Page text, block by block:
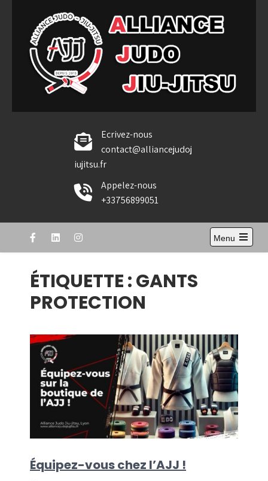
content
Alliance Judo Jiu-jitsu
Ecrivez-nous
contact@alliancejudoj
iujitsu.fr
Appelez-nous
+33756899051
Menu
Open
ÉTIQUETTE :GANTS
PROTECTION
Équipez-vous chez l’AJJ !